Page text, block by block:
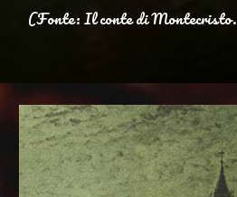
(Fonte: Il conte di